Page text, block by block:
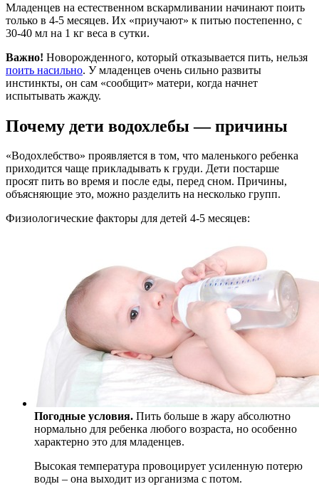
Младенцев на естественном вскармливании начинают поить
только в 4-5 месяцев. Их «приучают» к питью постепенно, с
30-40 мл на 1 кг веса в сутки.
Важно! Новорожденного, который отказывается пить, нельзя
поить насильно. У младенцев очень сильно развиты
инстинкты, он сам «сообщит» матери, когда начнет
испытывать жажду.
Почему дети водохлебы — причины
«Водохлебство» проявляется в том, что маленького ребенка
приходится чаще прикладывать к груди. Дети постарше
просят пить во время и после еды, перед сном. Причины,
объясняющие это, можно разделить на несколько групп.
Физиологические факторы для детей 4-5 месяцев:
Погодные условия. Пить больше в жару абсолютно
нормально для ребенка любого возраста, но особенно
характерно это для младенцев.
Высокая температура провоцирует усиленную потерю
воды – она выходит из организма с потом.